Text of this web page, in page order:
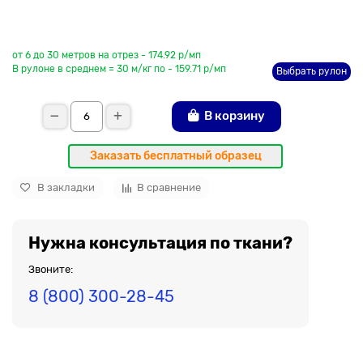
от 6 до 30 метров на отрез - 174.92 р/мп
В рулоне в среднем = 30 м/кг по - 159.71 р/мп
Выбрать рулон
В корзину
Заказать бесплатный образец
В закладки В сравнение
Нужна консультация по ткани?
Звоните:
8 (800) 300-28-45